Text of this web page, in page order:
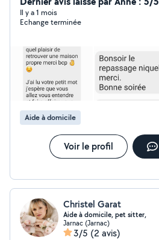
Il y a 1 mois
Echange terminée
Aide à domicile
Voir le profil
Christel Garat
Aide à domicile, pet sitter,
Jarnac (Jarnac)
3/5 (2 avis)